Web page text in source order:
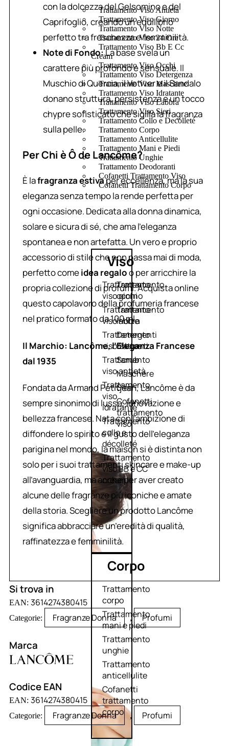
Trattamento Viso Antieta
Trattamento Viso Giorno
Trattamento Viso Notte
Trattamento Viso 24 Ore
Trattamento Viso Bb E Cc
Cream
Trattamento Viso Occhi
Trattamento Viso Detergenza
Trattamento Viso Maschere
Trattamento Viso Idratante
Trattamento Viso Labbra
Trattamento Viso Sieri
Trattamento Collo e Decolleté
Trattamento Corpo
Trattamento Anticellulite
Trattamento Mani e Piedi
Trattamento Unghie
Trattamento Deodoranti
Cofanetti Trattamento Viso
Cofanetti Trattamento Corpo
Viso
Trattamento
viso giorno
Trattamento
viso notte
Trattamento
viso 24 ore
Trattamento
viso antietà
Trattamento
viso
idratante
Trattamento
collo e
décolleté
Trattamento
viso BB e CC
cream
Trattamento
occhi
Trattamento
labbra
Detergenti
trattanti
Scrub
Maschere
Sieri
Cofanetti
trattamento
viso
Corpo
Trattamento
corpo
Trattamento
mani e piedi
Trattamento
unghie
Trattamento
anticellulite
Cofanetti
trattamento
corpo
con la dolcezza del Gelsomino e del
Caprifoglio, creando un equilibrio
perfetto tra freschezza e femminilità.
Note di Fondo:La base svela un
carattere più profondo e sensuale. Il
Muschio di Quercia, il Vetiver e il Sandalo
donano struttura, persistenza e un tocco
chypre sofisticato che sigilla la fragranza
sulla pelle.
Per Chi è Ô de Lancôme?
È lafragranza estivaper eccellenza, ma la sua
eleganza senza tempo la rende perfetta per
ogni occasione. Dedicata alla donna dinamica,
solare e sicura di sé, che ama l’eleganza
spontanea e non artefatta. Un vero e proprio
accessorio di stile che non passa mai di moda,
perfetto comeidea regaloo per arricchire la
propria collezione di profumi. Acquista online
questo capolavoro della profumeria francese
nel pratico formato da 100 ml.
Il Marchio: Lancôme, l’Eleganza Francese
dal 1935
Fondata da Armand Petitjean, Lancôme è da
sempre sinonimo di lusso, innovazione e
bellezza francese. Nata con l’ambizione di
diffondere lo spirito e il gusto dell’eleganza
parigina nel mondo, la maison si è distinta non
solo per i suoi trattamenti skincare e make-up
all’avanguardia, ma anche per aver creato
alcune delle fragranze più iconiche e amate
della storia. Scegliere un prodotto Lancôme
significa abbracciare un’eredità di qualità,
raffinatezza e femminilità.
Si trova in
EAN: 3614274380415
Categorie: Fragranze Donna , Profumi
Marca
Codice EAN
EAN: 3614274380415
Categorie: Fragranze Donna , Profumi